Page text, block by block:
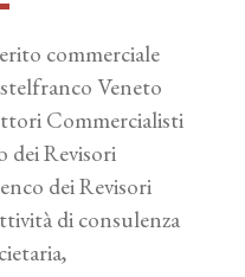
commerciale
Veneto
Commercialisti
dei Revisori
dei Revisori
di consulenza